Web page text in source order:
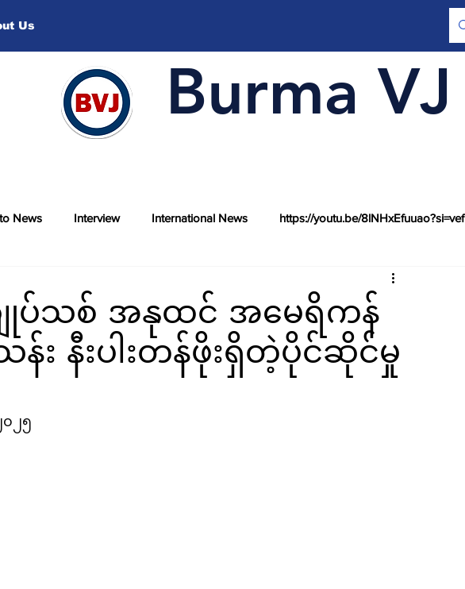
Us
Burma VJ
News Interview International News https://youtu.be/8lNHxEfuuao?si=vef
ျုပ်သစ် အနုထင် အမေရိကန်
န်း နီးပါးတန်ဖိုးရှိတဲ့ပိုင်ဆိုင်မှု
၂၅